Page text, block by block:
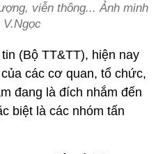
viễn thông... Ảnh minh
V.Ngọc
(Bộ TT&TT), hiện nay
các cơ quan, tổ chức,
đang là đích nhắm đến
biệt là các nhóm tấn